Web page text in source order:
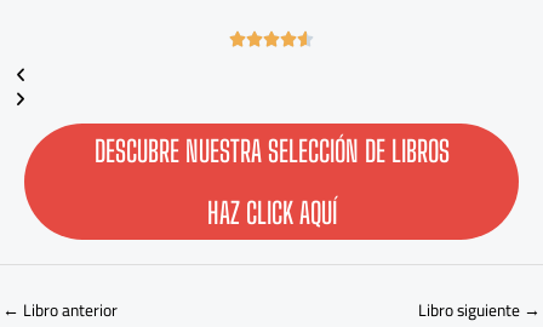

5
DESCUBRE NUESTRA SELECCIÓN DE LIBROS
HAZ CLICK AQUÍ
← Libro anterior Libro siguiente→